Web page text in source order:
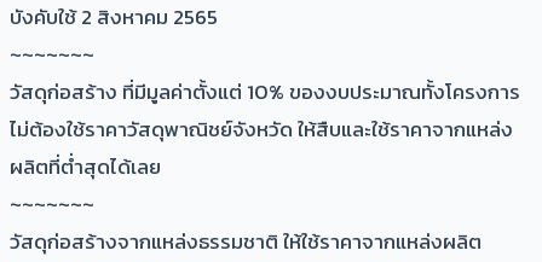
บังคับใช้ 2 สิงหาคม 2565
~~~~~~~
วัสดุก่อสร้าง ที่มีมูลค่าตั้งแต่ 10% ของงบประมาณทั้งโครงการ
ไม่ต้องใช้ราคาวัสดุพาณิชย์จังหวัด ให้สืบและใช้ราคาจากแหล่ง
ผลิตที่ต่ำสุดได้เลย
~~~~~~~
วัสดุก่อสร้างจากแหล่งธรรมชาติ ให้ใช้ราคาจากแหล่งผลิต